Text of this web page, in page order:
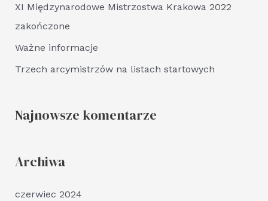
XI Międzynarodowe Mistrzostwa Krakowa 2022
zakończone
Ważne informacje
Trzech arcymistrzów na listach startowych
Najnowsze komentarze
Archiwa
czerwiec 2024